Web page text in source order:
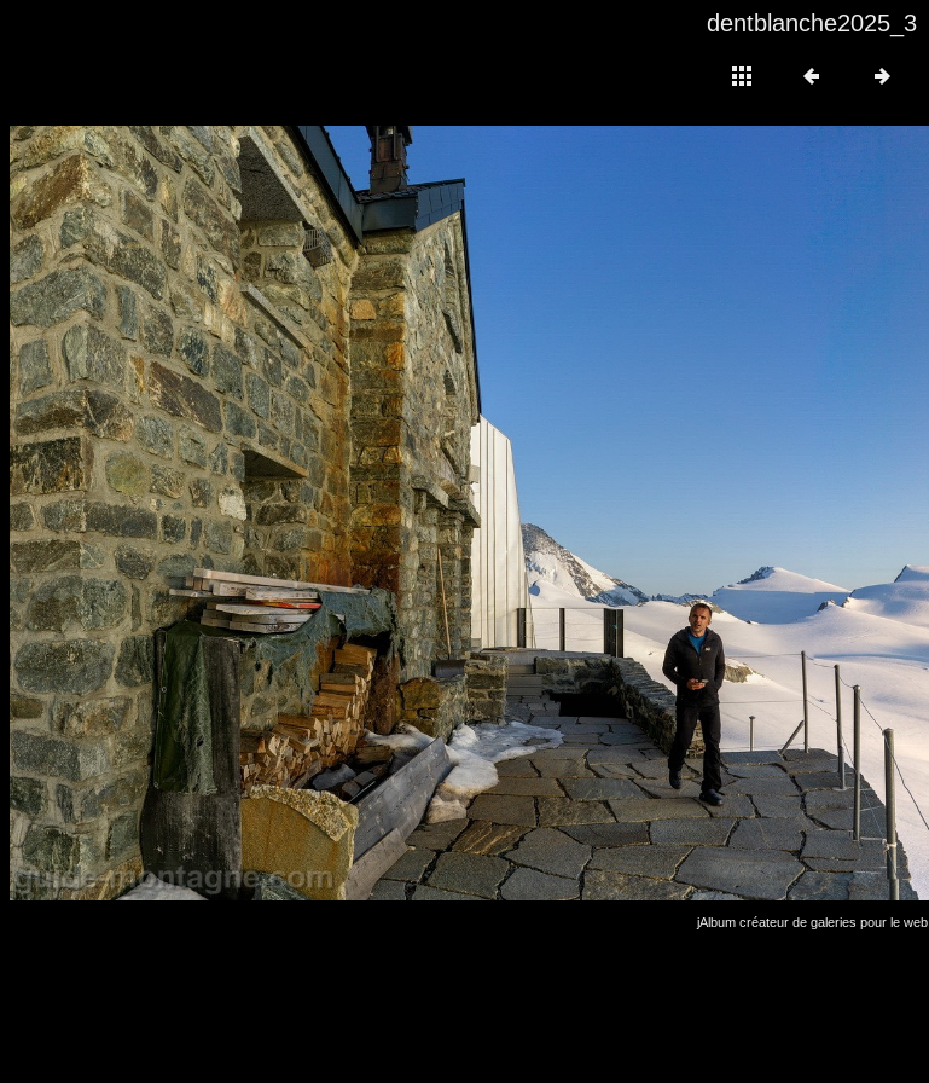
dentblanche2025_3
jAlbum créateur de galeries pour le web